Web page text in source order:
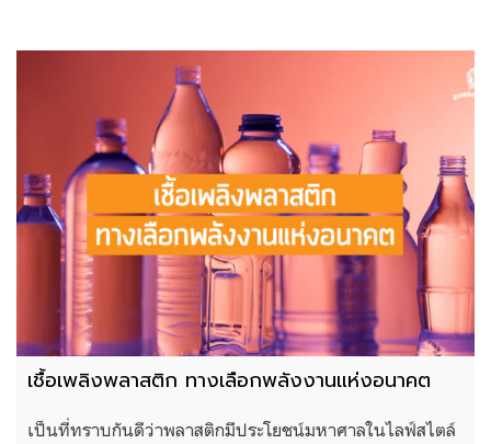
เชื้อเพลิงพลาสติก ทางเลือกพลังงานแห่งอนาคต
เป็นที่ทราบกันดีว่าพลาสติกมีประโยชน์มหาศาลในไลฟ์สไตล์